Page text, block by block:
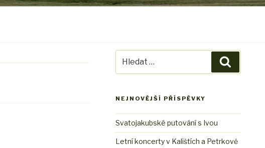
NEJNOVĚJŠÍ PŘÍSPĚVKY
Svatojakubské putování s Ivou
Letní koncerty v Kalištích a Petrkově